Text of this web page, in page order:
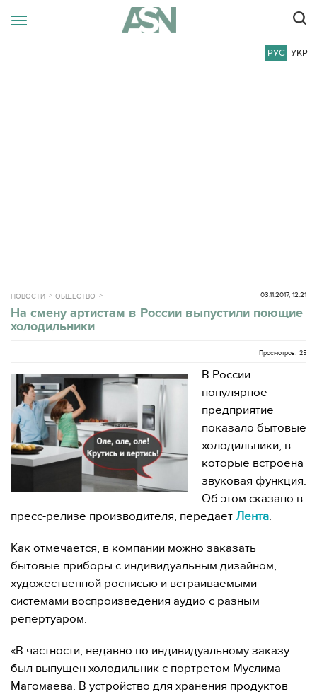
РУС УКР
НОВОСТИ ОБЩЕСТВО 03.11.2017, 12:21
На смену артистам в России выпустили поющие
холодильники
Просмотров: 25
В России
популярное
предприятие
показало бытовые
холодильники, в
которые встроена
звуковая функция.
Об этом сказано в
пресс-релизе производителя, передает Лента.
Как отмечается, в компании можно заказать
бытовые приборы с индивидуальным дизайном,
художественной росписью и встраиваемыми
системами воспроизведения аудио с разным
репертуаром.
«В частности, недавно по индивидуальному заказу
был выпущен холодильник с портретом Муслима
Магомаева. В устройство для хранения продуктов